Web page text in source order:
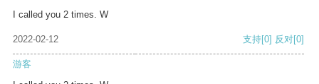
I called you 2 times. W
2022-02-12 支持[0] 反对[0]
游客